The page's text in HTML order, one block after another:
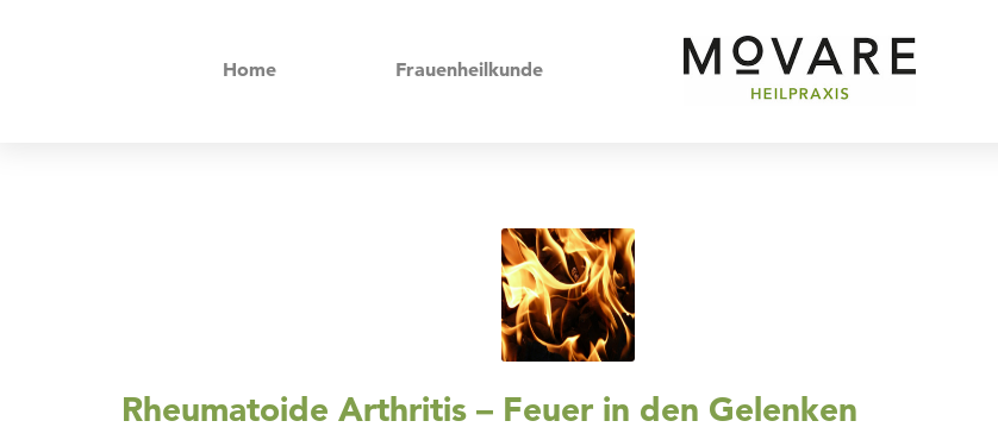
Home Frauenheilkunde
Rheumatoide Arthritis – Feuer in den Gelenken